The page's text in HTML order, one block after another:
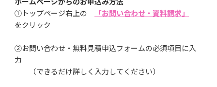
①トップページ右上の
「お問い合わせ・資料請求」
をクリック
②お問い合わせ・無料見積申込フォームの必須項目に入
力
（できるだけ詳しく入力してください）